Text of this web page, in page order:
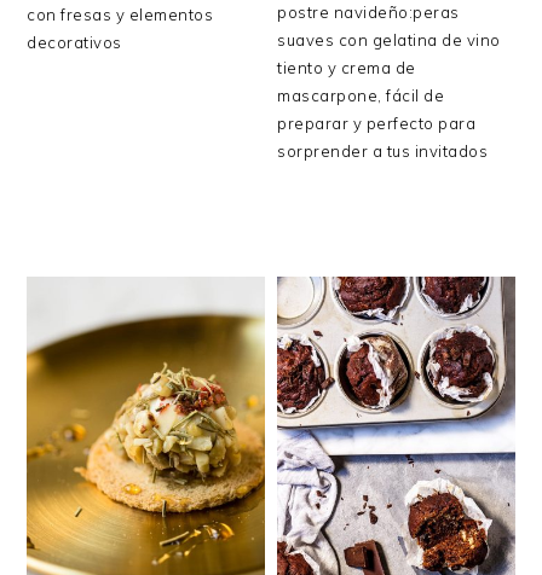
con fresas y elementos
decorativos
postre navideño:peras
suaves con gelatina de vino
tiento y crema de
mascarpone, fácil de
preparar y perfecto para
sorprender a tus invitados